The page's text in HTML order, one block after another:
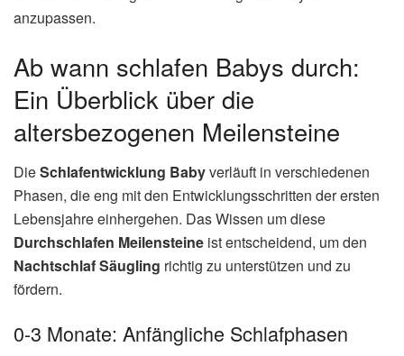
anzupassen.
Ab wann schlafen Babys durch:
Ein Überblick über die
altersbezogenen Meilensteine
DieSchlafentwicklung Babyverläuft in verschiedenen
Phasen, die eng mit den Entwicklungsschritten der ersten
Lebensjahre einhergehen. Das Wissen um diese
Durchschlafen Meilensteine ist entscheidend, um den
Nachtschlaf Säugling richtig zu unterstützen und zu
fördern.
0-3 Monate: Anfängliche Schlafphasen